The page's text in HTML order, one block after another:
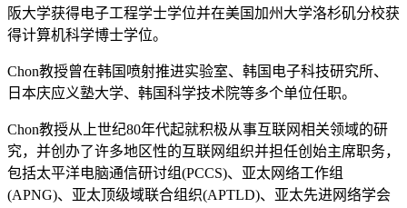
阪大学获得电子工程学士学位并在美国加州大学洛杉矶分校获
得计算机科学博士学位。
Chon教授曾在韩国喷射推进实验室、韩国电子科技研究所、
日本庆应义塾大学、韩国科学技术院等多个单位任职。
Chon教授从上世纪80年代起就积极从事互联网相关领域的研
究，并创办了许多地区性的互联网组织并担任创始主席职务，
包括太平洋电脑通信研讨组(PCCS)、亚太网络工作组
(APNG)、亚太顶级域联合组织(APTLD)、亚太先进网络学会